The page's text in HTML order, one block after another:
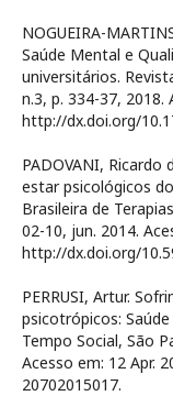
NOGUEIRA-
Saúde Mental e
universitários.
n.3, p. 334-37, 2018.
http://dx.doi.org/
PADOVANI, Ricardo
estar psicológicos
Brasileira de
02-10, jun. 2014.
http://dx.doi.org/
PERRUSI, Artur.
psicotrópicos:
Tempo Social, São
Acesso em: 12 Apr.
20702015017.